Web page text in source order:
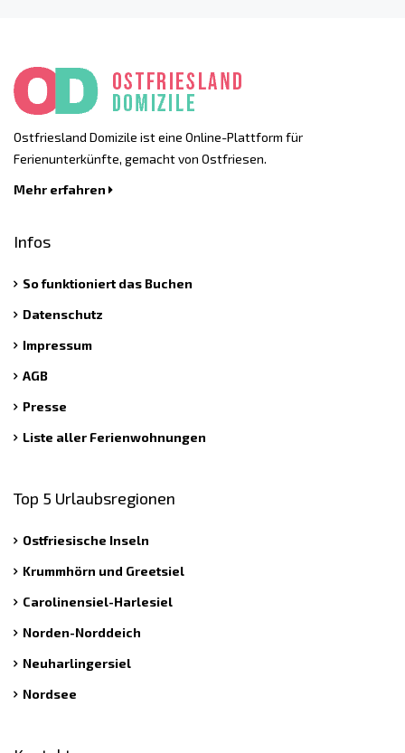
Ostfriesland Domizile ist eine Online-Plattform für
Ferienunterkünfte, gemacht von Ostfriesen.
Mehr erfahren
Infos
So funktioniert das Buchen
Datenschutz
Impressum
AGB
Presse
Liste aller Ferienwohnungen
Top 5 Urlaubsregionen
Ostfriesische Inseln
Krummhörn und Greetsiel
Carolinensiel-Harlesiel
Norden-Norddeich
Neuharlingersiel
Nordsee